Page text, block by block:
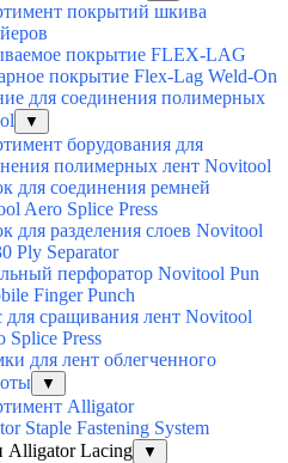
покрытий шкива
покрытие FLEX-LAG
покрытие Flex-Lag Weld-On
для соединения полимерных
▼
борудования для
полимерных лент Novitool
для соединения ремней
Aero Splice Press
для разделения слоев Novitool
Ply Separator
перфоратор Novitool Pun
Finger Punch
для сращивания лент Novitool
Splice Press
для лент облегченного
▼
Alligator
Staple Fastening System
Alligator Lacing
▼